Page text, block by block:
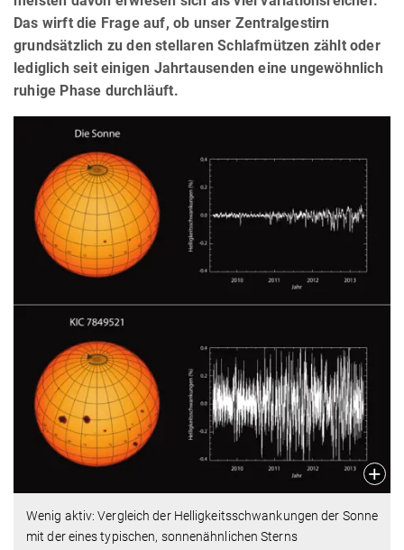
Das wirft die Frage auf, ob unser Zentralgestirn
grundsätzlich zu den stellaren Schlafmützen zählt oder
lediglich seit einigen Jahrtausenden eine ungewöhnlich
ruhige Phase durchläuft.
Wenig aktiv: Vergleich der Helligkeitsschwankungen der Sonne
mit der eines typischen, sonnenähnlichen Sterns